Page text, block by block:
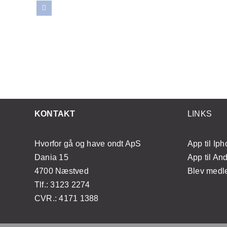
KONTAKT
Hvorfor gå og have ondt ApS
Dania 15
4700 Næstved
Tlf.: 3123 2274
CVR.: 4171 1388
LINKS
App til
App til
Blev